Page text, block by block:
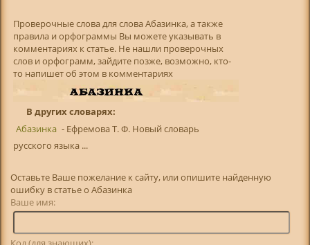
Проверочные слова для слова Абазинка, а также
правила и орфограммы Вы можете указывать в
комментариях к статье. Не нашли проверочных
слов и орфограмм, зайдите позже, возможно, кто-
то напишет об этом в комментариях
В других словарях:
Абазинка - Ефремова Т. Ф. Новый словарь
русского языка ...
Оставьте Ваше пожелание к сайту, или опишите найденную
ошибку в статье о Абазинка
Ваше имя: